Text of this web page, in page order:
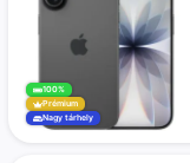
100%
Prémium
Nagy tárhely